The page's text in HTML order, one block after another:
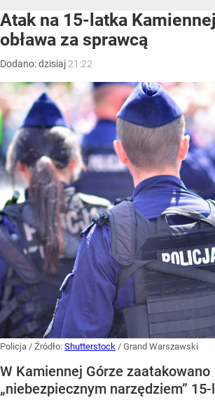
Atak na 15-latka
obława za sprawcą
Dodano:dzisiaj 21:22
Policja / Źródło: Shutterstock / Grand Warszawski
W Kamiennej Górze zaatakowano
„niebezpiecznym narzędziem”